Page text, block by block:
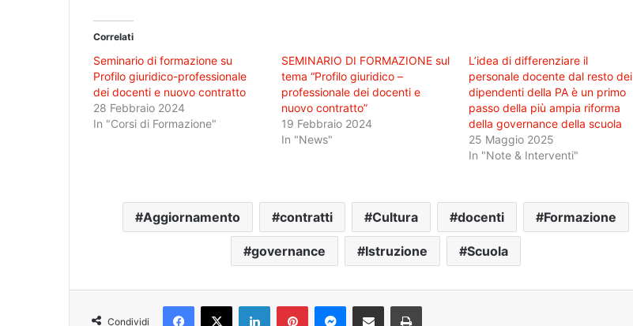
Correlati
Seminario di formazione su
Profilo giuridico-professionale
dei docenti e nuovo contratto
28 Febbraio 2024
In "Corsi di Formazione"
SEMINARIO DI FORMAZIONE sul
tema “Profilo giuridico –
professionale dei docenti e
nuovo contratto”
19 Febbraio 2024
In "News"
L’idea di differenziare il
personale docente dal resto dei
dipendenti della PA è un primo
passo della più ampia riforma
della governance della scuola
25 Maggio 2025
In "Note & Interventi"
Aggiornamento contratti Cultura docenti Formazione
governance Istruzione Scuola
Condividi